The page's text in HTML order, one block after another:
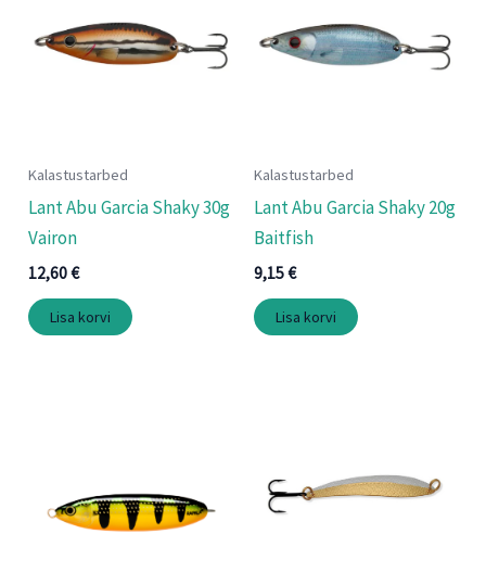
Kalastustarbed
Lant Abu Garcia Shaky 30g
Vairon
12,60€
Lisa korvi
Kalastustarbed
Lant Abu Garcia Shaky 20g
Baitfish
9,15€
Lisa korvi